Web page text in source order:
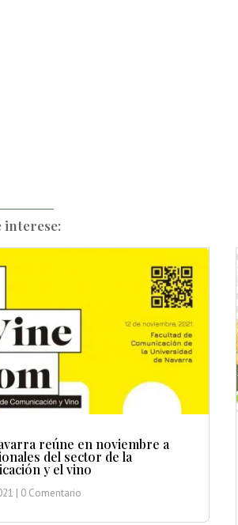
interese:
reúne en noviembre a
del sector de la
y el vino
| 0 Comentario